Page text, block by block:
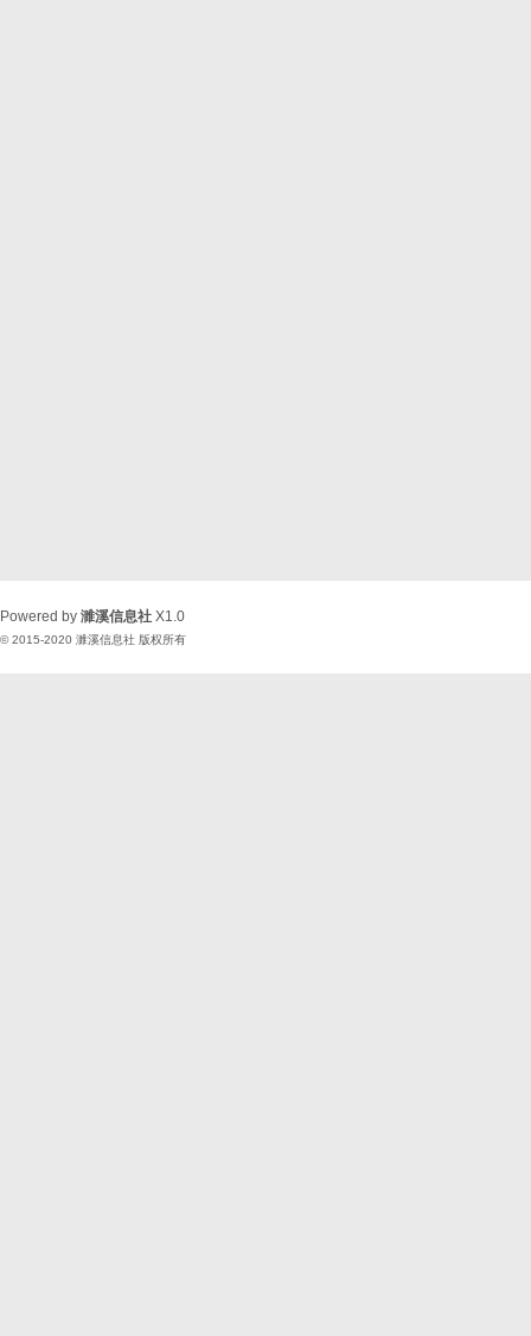
Powered by 濉溪信息社 X1.0
© 2015-2020 濉溪信息社 版权所有